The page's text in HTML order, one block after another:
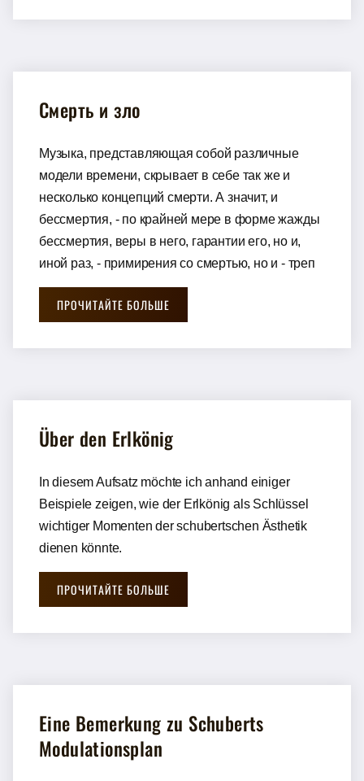
Смерть и зло
Музыка, представляющая собой различные
модели времени, скрывает в себе так же и
несколько концепций смерти. А значит, и
бессмертия, - по крайней мере в форме жажды
бессмертия, веры в него, гарантии его, но и,
иной раз, - примирения со смертью, но и - треп
ПРОЧИТАЙТЕ БОЛЬШЕ
Über den Erlkönig
In diesem Aufsatz möchte ich anhand einiger
Beispiele zeigen, wie der Erlkönig als Schlüssel
wichtiger Momenten der schubertschen Ästhetik
dienen könnte.
ПРОЧИТАЙТЕ БОЛЬШЕ
Eine Bemerkung zu Schuberts
Modulationsplan